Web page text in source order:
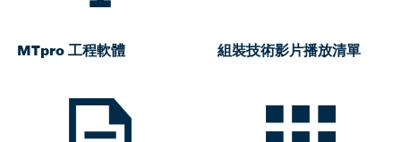
MTpro 工程軟體 組裝技術影片播放清單